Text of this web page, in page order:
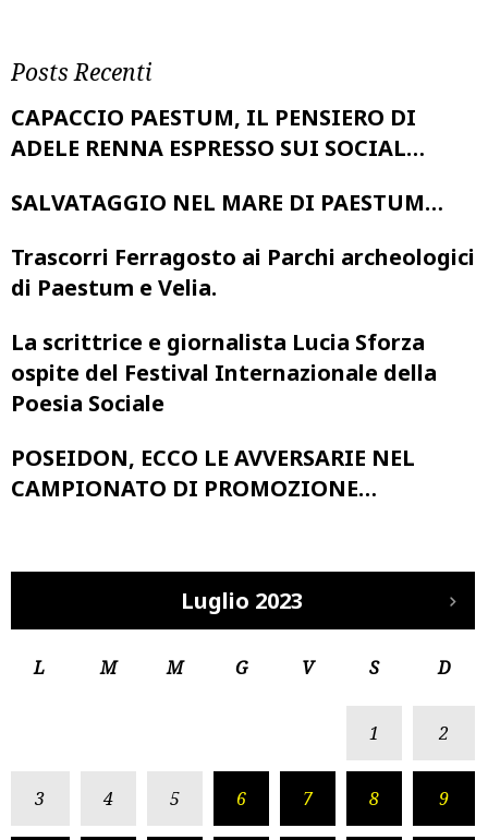
Posts Recenti
CAPACCIO PAESTUM, IL PENSIERO DI
ADELE RENNA ESPRESSO SUI SOCIAL…
SALVATAGGIO NEL MARE DI PAESTUM…
Trascorri Ferragosto ai Parchi archeologici
di Paestum e Velia.
La scrittrice e giornalista Lucia Sforza
ospite del Festival Internazionale della
Poesia Sociale
POSEIDON, ECCO LE AVVERSARIE NEL
CAMPIONATO DI PROMOZIONE…
Luglio 2023
L M M G V S D
1 2
3 4 5 6 7 8 9